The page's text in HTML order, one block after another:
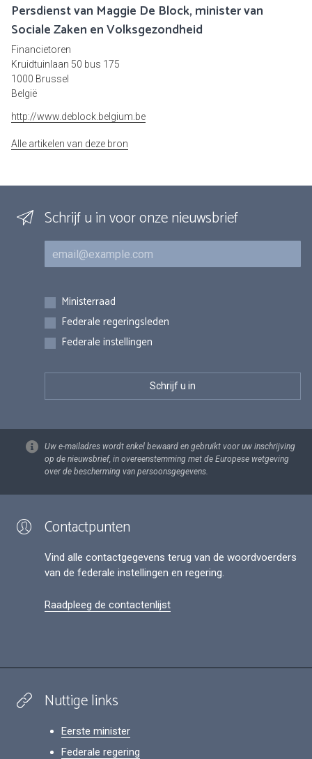
Persdienst van Maggie De Block, minister van
Sociale Zaken en Volksgezondheid
Financietoren
Kruidtuinlaan 50 bus 175
1000 Brussel
België
http://www.deblock.belgium.be
Alle artikelen van deze bron
Schrijf u in voor onze nieuwsbrief
E-mail
Inschrijvingen
Ministerraad
Federale regeringsleden
Federale instellingen
Uw e-mailadres wordt enkel bewaard en gebruikt voor uw inschrijving
op de nieuwsbrief, in overeenstemming met de Europese wetgeving
over de bescherming van persoonsgegevens.
Contactpunten
Vind alle contactgegevens terug van de woordvoerders
van de federale instellingen en regering.
Raadpleeg de contactenlijst
Nuttige links
Eerste minister
Federale regering